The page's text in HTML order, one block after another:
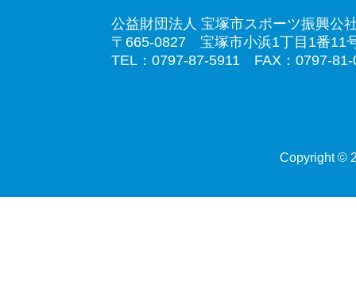
公益財団法人 宝塚市スポーツ振興公
〒665-0827 宝塚市小浜1丁目1番11
TEL：0797-87-5911 FAX：0797-81-
Copyright ©